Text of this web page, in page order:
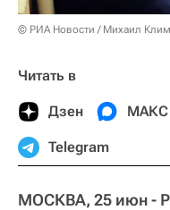
© РИА Новости / Михаил
Читать в
Дзен МАКС
Telegram
МОСКВА, 25 июн -